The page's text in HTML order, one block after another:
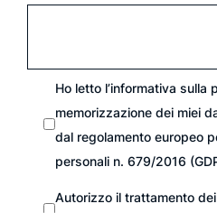
Ho letto l’informativa sulla
memorizzazione dei miei
dal regolamento europeo
personali n. 679/2016
Autorizzo il trattamento